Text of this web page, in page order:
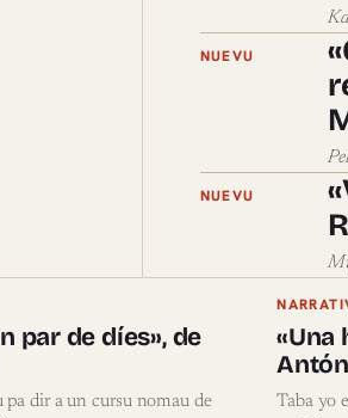
NUEVU
NUEVU
par de díes», de
pa dir a un cursu nomau de
«Una
Antón
Taba yo